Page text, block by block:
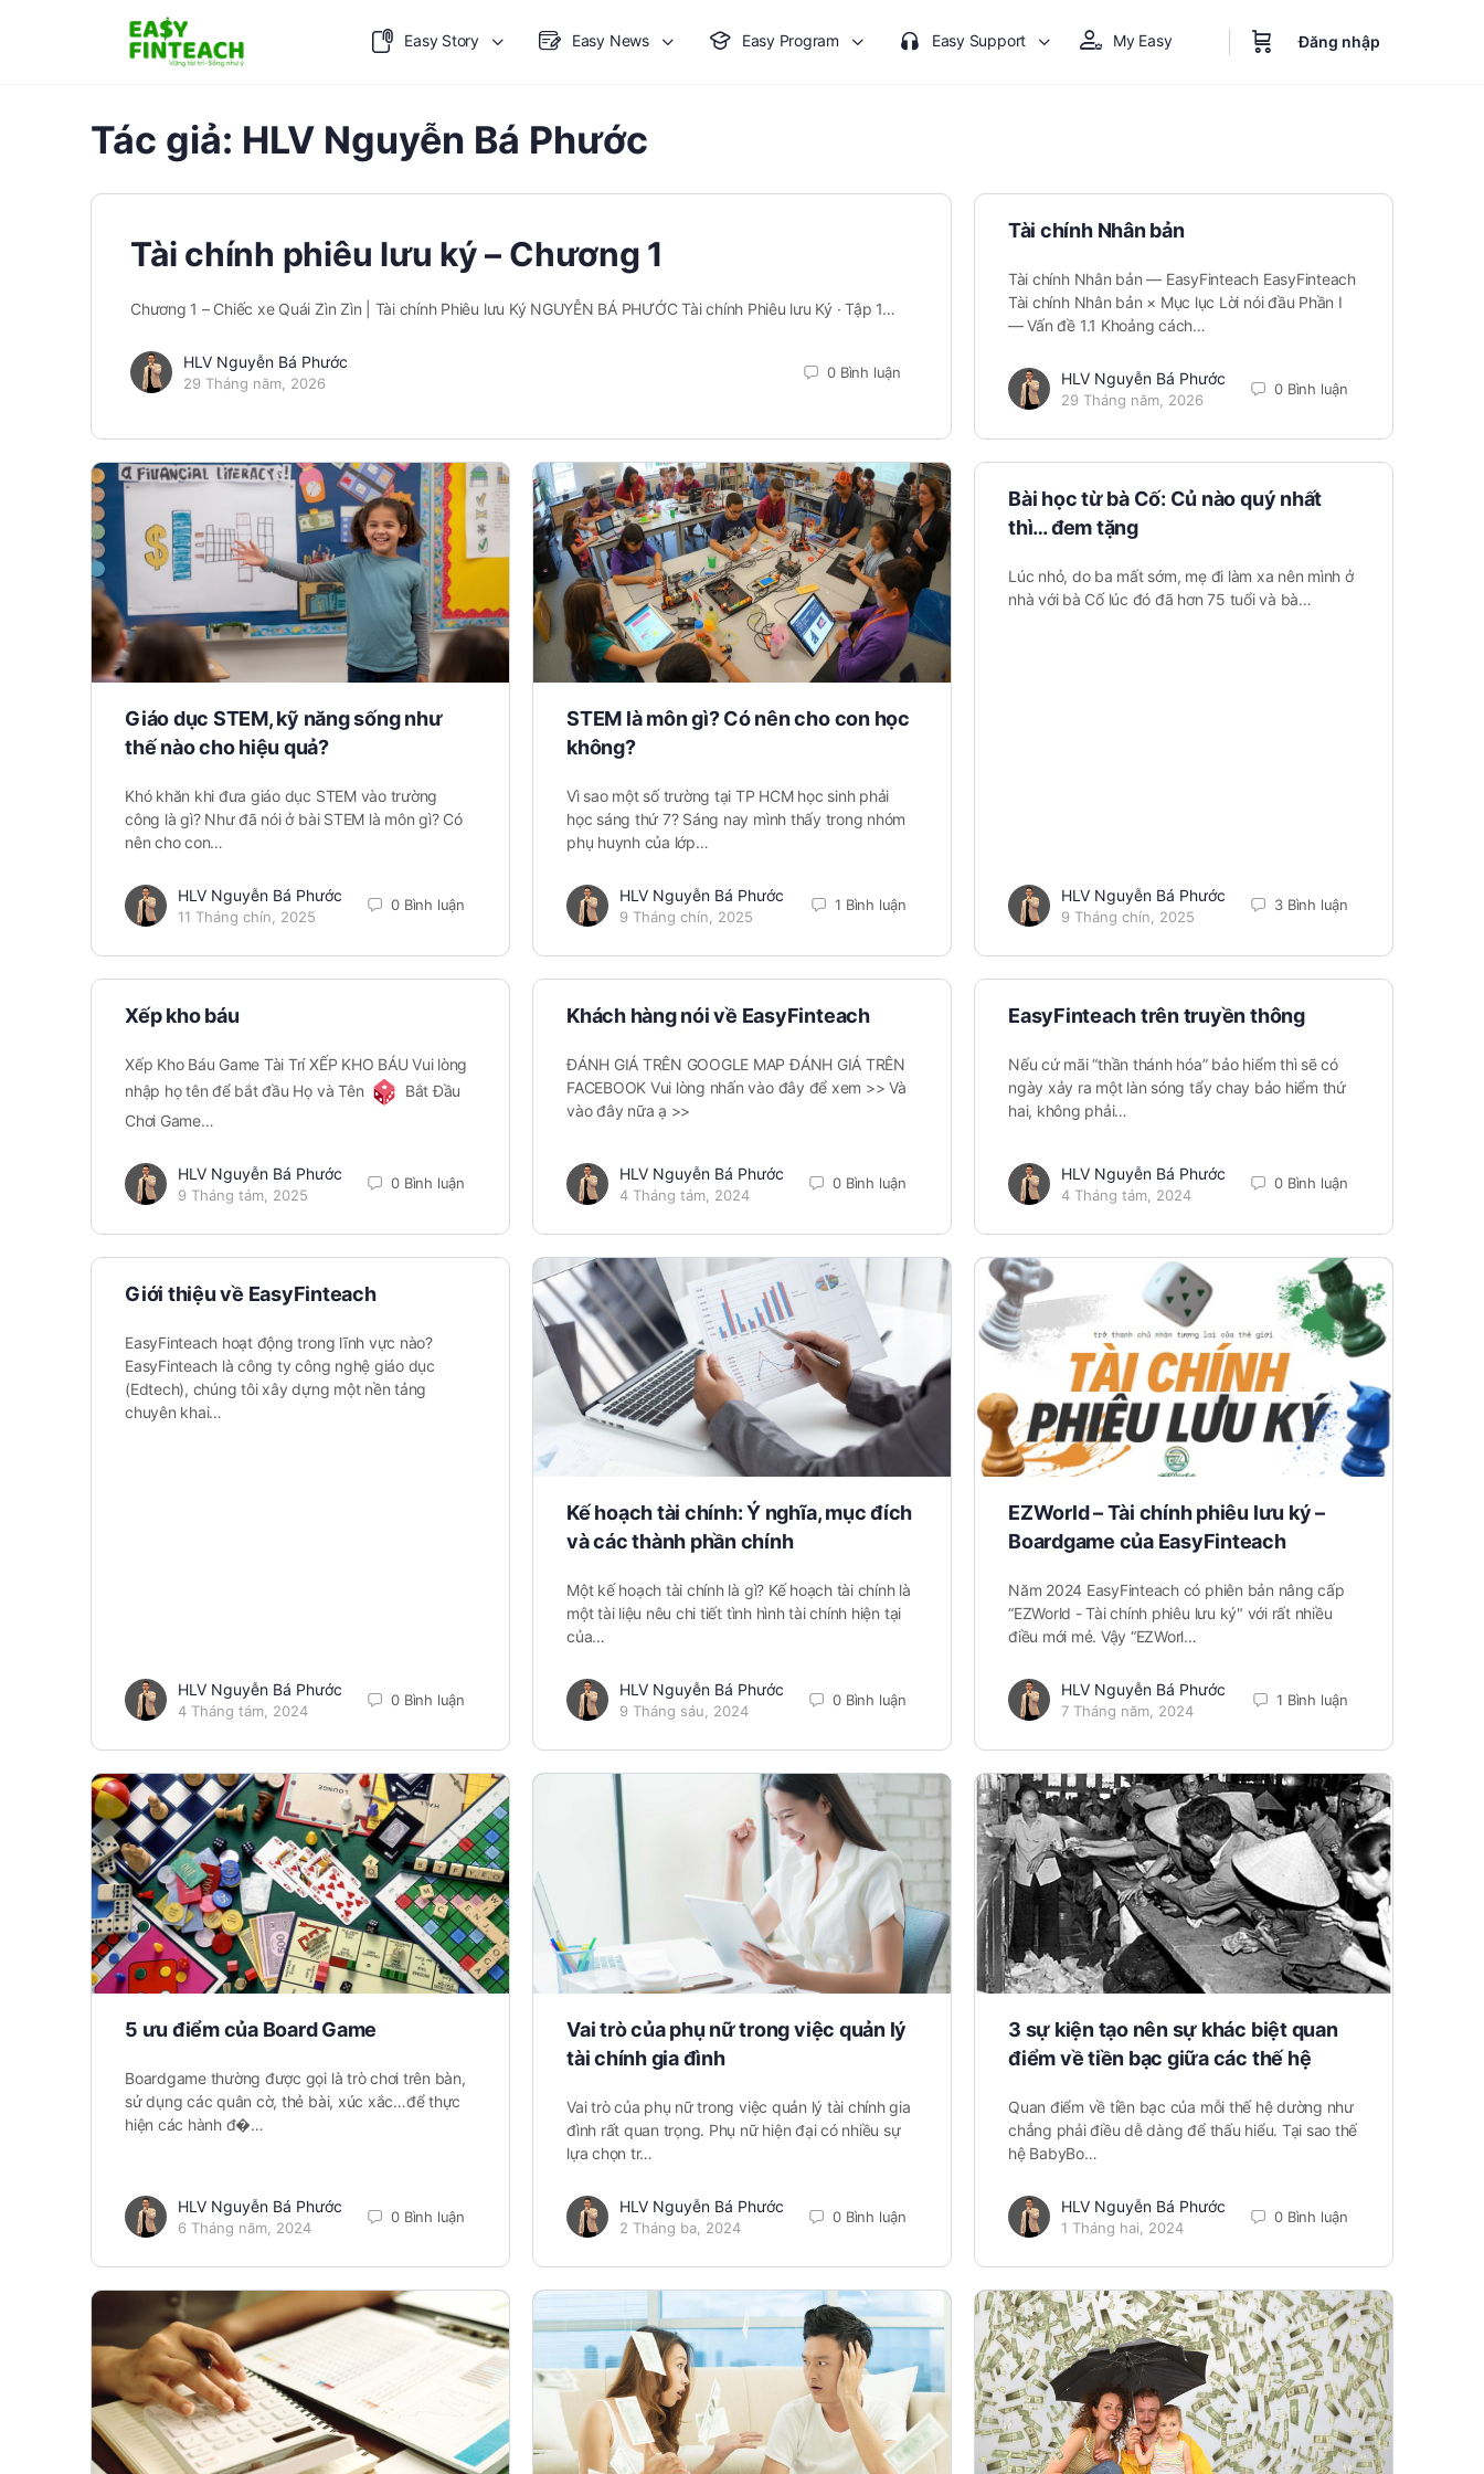
Easy Story Easy News Easy Program Easy Support My Easy Đăng nhập
Tác giả: HLV Nguyễn Bá Phước
Tài chính phiêu lưu ký – Chương 1
Chương 1 – Chiếc xe Quái Zìn Zìn | Tài chính Phiêu lưu Ký NGUYỄN BÁ PHƯỚC Tài chính Phiêu lưu Ký · Tập 1…
HLV Nguyễn Bá Phước
29 Tháng năm, 2026
0 Bình luận
Tài chính Nhân bản
Tài chính Nhân bản — EasyFinteach EasyFinteach
Tài chính Nhân bản × Mục lục Lời nói đầu Phần I
— Vấn đề 1.1 Khoảng cách…
HLV Nguyễn Bá Phước
29 Tháng năm, 2026
0 Bình luận
Giáo dục STEM, kỹ năng sống như
thế nào cho hiệu quả?
Khó khăn khi đưa giáo dục STEM vào trường
công là gì? Như đã nói ở bài STEM là môn gì? Có
nên cho con…
HLV Nguyễn Bá Phước
11 Tháng chín, 2025
0 Bình luận
STEM là môn gì? Có nên cho con học
không?
Vì sao một số trường tại TP HCM học sinh phải
học sáng thứ 7? Sáng nay mình thấy trong nhóm
phụ huynh của lớp…
HLV Nguyễn Bá Phước
9 Tháng chín, 2025
1 Bình luận
Bài học từ bà Cố: Củ nào quý nhất
thì… đem tặng
Lúc nhỏ, do ba mất sớm, mẹ đi làm xa nên mình ở
nhà với bà Cố lúc đó đã hơn 75 tuổi và bà…
HLV Nguyễn Bá Phước
9 Tháng chín, 2025
3 Bình luận
Xếp kho báu
Xếp Kho Báu Game Tài Trí XẾP KHO BÁU Vui lòng
nhập họ tên để bắt đầu Họ và Tên
Bắt Đầu
Chơi Game…
HLV Nguyễn Bá Phước
9 Tháng tám, 2025
0 Bình luận
Khách hàng nói về EasyFinteach
ĐÁNH GIÁ TRÊN GOOGLE MAP ĐÁNH GIÁ TRÊN
FACEBOOK Vui lòng nhấn vào đây để xem >> Và
vào đây nữa ạ >>
HLV Nguyễn Bá Phước
4 Tháng tám, 2024
0 Bình luận
EasyFinteach trên truyền thông
Nếu cứ mãi “thần thánh hóa” bảo hiểm thì sẽ có
ngày xảy ra một làn sóng tẩy chay bảo hiểm thứ
hai, không phải…
HLV Nguyễn Bá Phước
4 Tháng tám, 2024
0 Bình luận
Giới thiệu về EasyFinteach
EasyFinteach hoạt động trong lĩnh vực nào?
EasyFinteach là công ty công nghệ giáo dục
(Edtech), chúng tôi xây dựng một nền tảng
chuyên khai…
HLV Nguyễn Bá Phước
4 Tháng tám, 2024
0 Bình luận
Kế hoạch tài chính: Ý nghĩa, mục đích
và các thành phần chính
Một kế hoạch tài chính là gì? Kế hoạch tài chính là
một tài liệu nêu chi tiết tình hình tài chính hiện tại
của…
HLV Nguyễn Bá Phước
9 Tháng sáu, 2024
0 Bình luận
EZWorld – Tài chính phiêu lưu ký –
Boardgame của EasyFinteach
Năm 2024 EasyFinteach có phiên bản nâng cấp
“EZWorld - Tài chính phiêu lưu ký" với rất nhiều
điều mới mẻ. Vậy “EZWorl…
HLV Nguyễn Bá Phước
7 Tháng năm, 2024
1 Bình luận
5 ưu điểm của Board Game
Boardgame thường được gọi là trò chơi trên bàn,
sử dụng các quân cờ, thẻ bài, xúc xắc…để thực
hiện các hành đ�…
HLV Nguyễn Bá Phước
6 Tháng năm, 2024
0 Bình luận
Vai trò của phụ nữ trong việc quản lý
tài chính gia đình
Vai trò của phụ nữ trong việc quản lý tài chính gia
đình rất quan trọng. Phụ nữ hiện đại có nhiều sự
lựa chọn tr…
HLV Nguyễn Bá Phước
2 Tháng ba, 2024
0 Bình luận
3 sự kiện tạo nên sự khác biệt quan
điểm về tiền bạc giữa các thế hệ
Quan điểm về tiền bạc của mỗi thế hệ dường như
chẳng phải điều dễ dàng để thấu hiểu. Tại sao thế
hệ BabyBo…
HLV Nguyễn Bá Phước
1 Tháng hai, 2024
0 Bình luận